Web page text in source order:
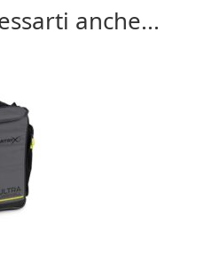
anche...